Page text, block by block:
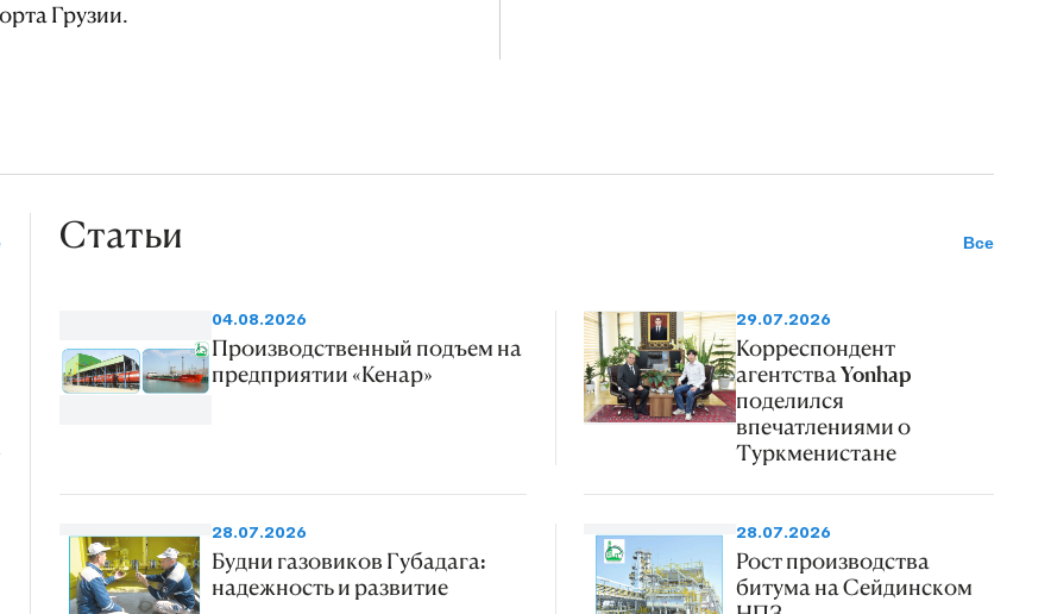
Грузии.
Статьи Все
04.08.2026
Производственный подъем на
предприятии «Кенар»
29.07.2026
Корреспондент
агентства Yonhap
поделился
впечатлениями о
Туркменистане
28.07.2026
Будни газовиков Губадага:
надежность и развитие
28.07.2026
Рост производства
битума на Сейдинском